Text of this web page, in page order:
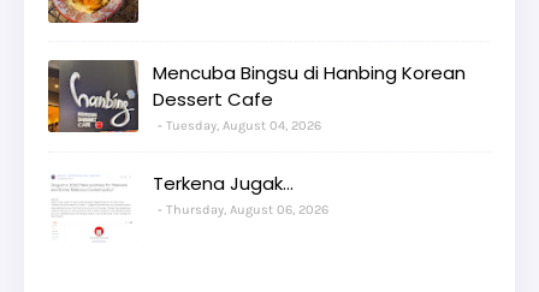
Mencuba Bingsu di Hanbing Korean
Dessert Cafe
Tuesday, August 04, 2026
Terkena Jugak...
Thursday, August 06, 2026